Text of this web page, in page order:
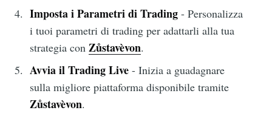
Imposta i Parametri di Trading- Personalizza
i tuoi parametri di trading per adattarli alla tua
strategia con Zůstavèvon.
Avvia il Trading Live- Inizia a guadagnare
sulla migliore piattaforma disponibile tramite
Zůstavèvon.